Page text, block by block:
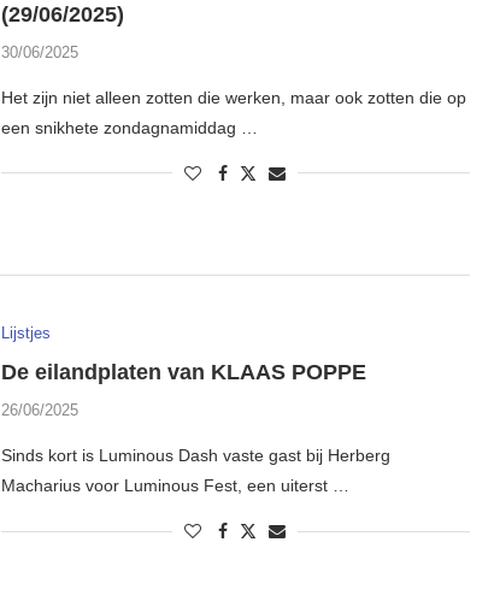
(29/06/2025)
30/06/2025
Het zijn niet alleen zotten die werken, maar ook zotten die op
een snikhete zondagnamiddag …
Lijstjes
De eilandplaten van KLAAS POPPE
26/06/2025
Sinds kort is Luminous Dash vaste gast bij Herberg
Macharius voor Luminous Fest, een uiterst …